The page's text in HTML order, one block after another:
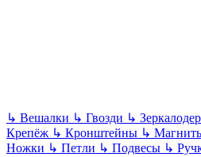
↳ Вешалки ↳ Гвозди ↳
Крепёж ↳ Кронштейны ↳
Ножки ↳ Петли ↳ Подвесы ↳